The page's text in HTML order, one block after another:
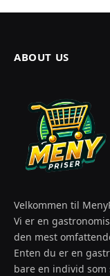
ABOUT US
Velkommen til
Vi er en
den mest
Enten du er en
bare en individ som